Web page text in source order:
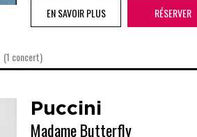
EN SAVOIR PLUS RÉSERVER
(1 concert)
Puccini
Madame Butterfly